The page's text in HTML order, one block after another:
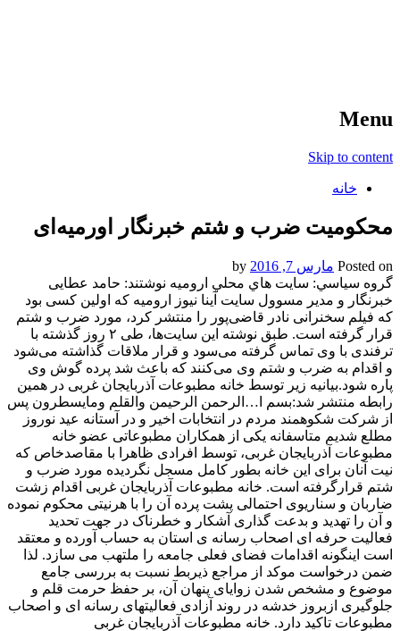
Menu
Skip to content
خانه
محکومیت ضرب و شتم خبرنگار اورمیه‌ای
Posted on مارس 7, 2016
گروه سياسي: سايت هاي محلي اروميه نوشتند: حامد عطایی
خبرنگار و مدیر مسوول سایت آینا نیوز ارومیه كه اولین کسی بود
که فیلم سخنرانی نادر قاضی‌پور را منتشر کرد، مورد ضرب و شتم
قرار گرفته است. طبق نوشته اين سايت‌ها، طی ۲ روز گذشته با
ترفندی با وی تماس گرفته می‌سود و قرار ملاقات گذاشته می‌شود
و اقدام به ضرب و شتم وی می‌کنند كه باعث شد پرده گوش وی
پاره شود.بیانیه زير توسط خانه مطبوعات آذربایجان غربی در همين
رابطه منتشر شد:بسم ا…الرحمن الرحیمن والقلم ومایسطرون پس
از شرکت شکوهمند مردم در انتخابات اخیر و در آستانه عید نوروز
مطلع شدیم متاسفانه یکی از همکاران مطبوعاتی عضو خانه
مطبوعات آذربایجان غربی، توسط افرادی ظاهرا با مقاصدخاص که
نیت آنان برای این خانه بطور کامل مسجل نگردیده مورد ضرب و
شتم قرارگرفته است. خانه مطبوعات آذربایجان غربی اقدام زشت
ضاربان و سناریوی احتمالی پشت پرده آن را با هرنیتی محکوم نموده
و آن را تهدید و بدعت گذاری آشکار و خطرناک در جهت تحدید
فعالیت حرفه ای اصحاب رسانه ی استان به حساب آورده و معتقد
است اینگونه اقدامات فضای فعلی جامعه را ملتهب می سازد. لذا
ضمن درخواست موکد از مراجع ذیربط نسبت به بررسی جامع
موضوع و مشخص شدن زوایای پنهان آن، بر حفظ حرمت قلم و
جلوگیری ازبروز خدشه در روند آزادی فعالیتهای رسانه ای و اصحاب
مطبوعات تاکید دارد. خانه مطبوعات آذربایجان غربی